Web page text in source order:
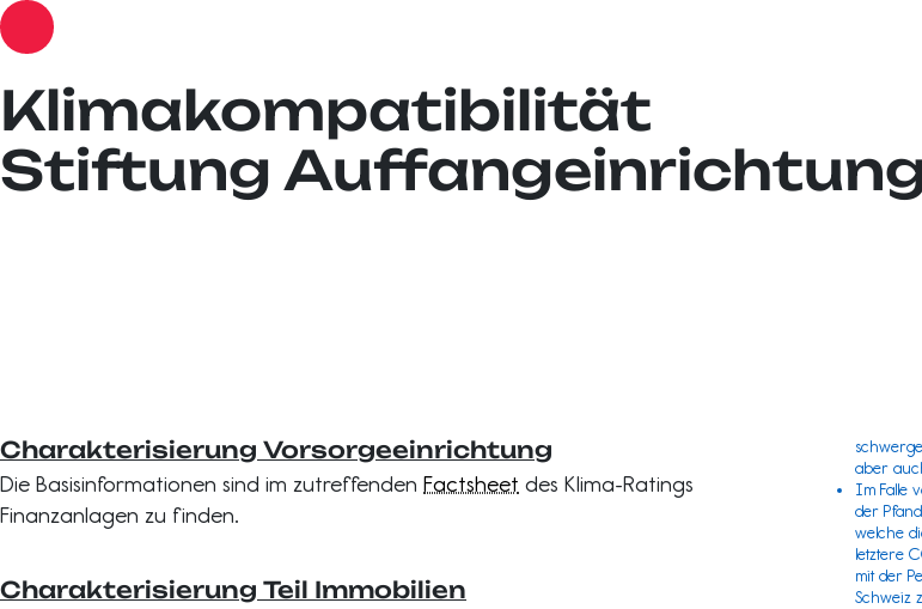
Klimakompatibilität
Stiftung Auffangeinrichtung
Charakterisierung Vorsorgeeinrichtung
Die Basisinformationen sind im zutreffenden Factsheet des Klima-Ratings
Finanzanlagen zu finden.
Charakterisierung Teil Immobilien
aber
Im Falle
der
welche
letztere
mit der
Schweiz